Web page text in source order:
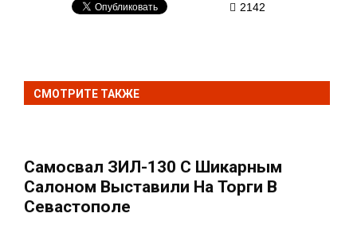
2142
СМОТРИТЕ ТАКЖЕ
Самосвал ЗИЛ-130 С Шикарным
Салоном Выставили На Торги В
Севастополе